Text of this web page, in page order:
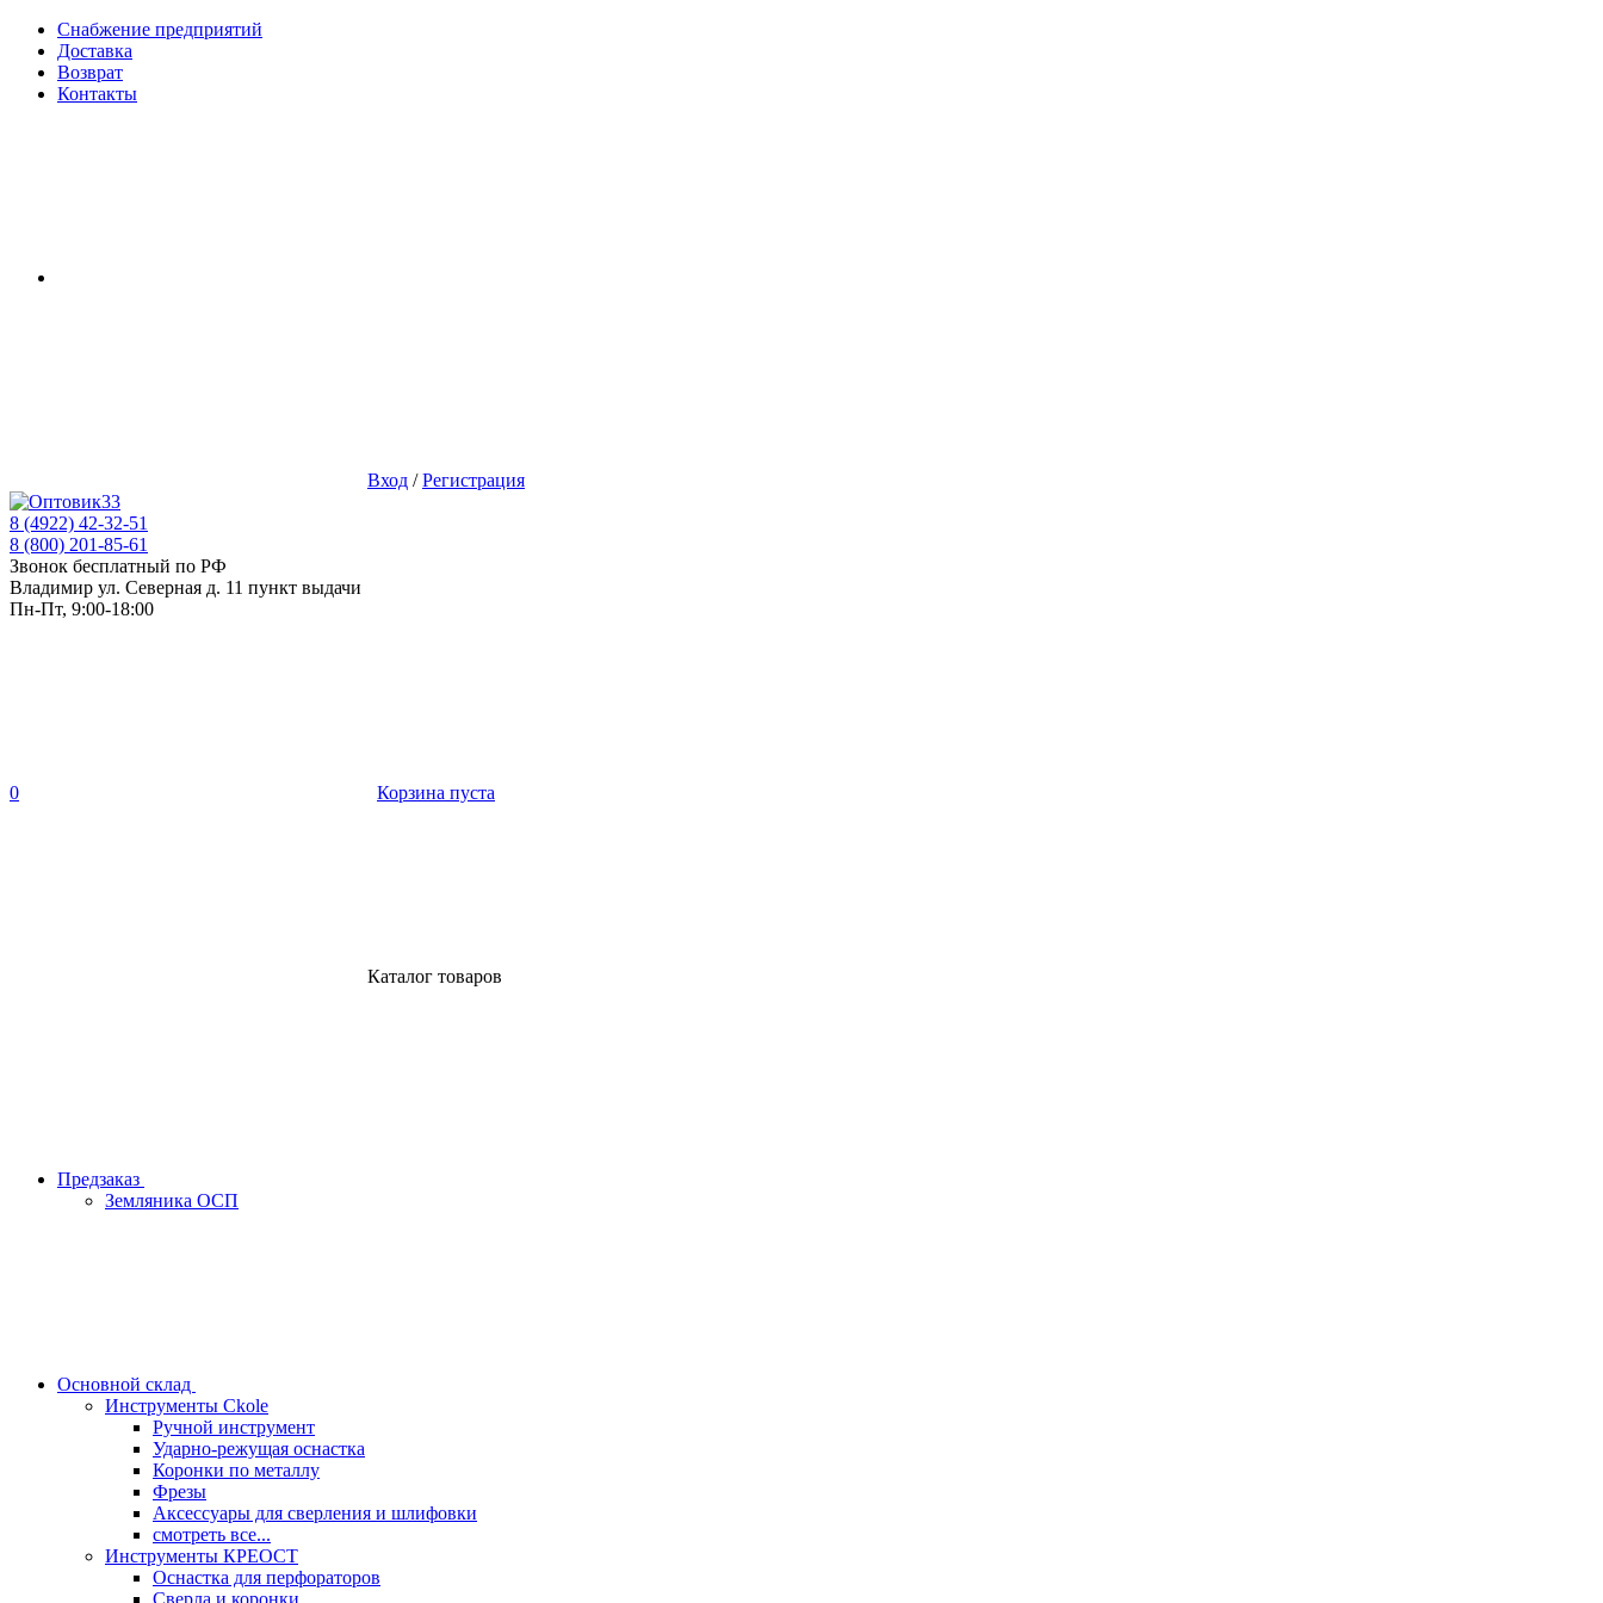
Снабжение предприятий
Доставка
Возврат
Контакты
Вход /Регистрация
8 (4922) 42-32-51
8 (800) 201-85-61
Звонок бесплатный по РФ
Владимир ул. Северная д. 11 пункт выдачи
Пн-Пт, 9:00-18:00
0 Корзина пуста
Каталог товаров
Предзаказ
Земляника ОСП
Основной склад
Инструменты Ckole
Ручной инструмент
Ударно‑режущая оснастка
Коронки по металлу
Фрезы
Аксессуары для сверления и шлифовки
смотреть все...
Инструменты КРЕОСТ
Оснастка для перфораторов
Сверла и коронки